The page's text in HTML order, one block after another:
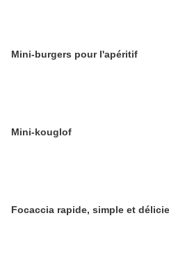
Mini-burgers pour l'apéritif
Mini-kouglof
Focaccia rapide, simple et